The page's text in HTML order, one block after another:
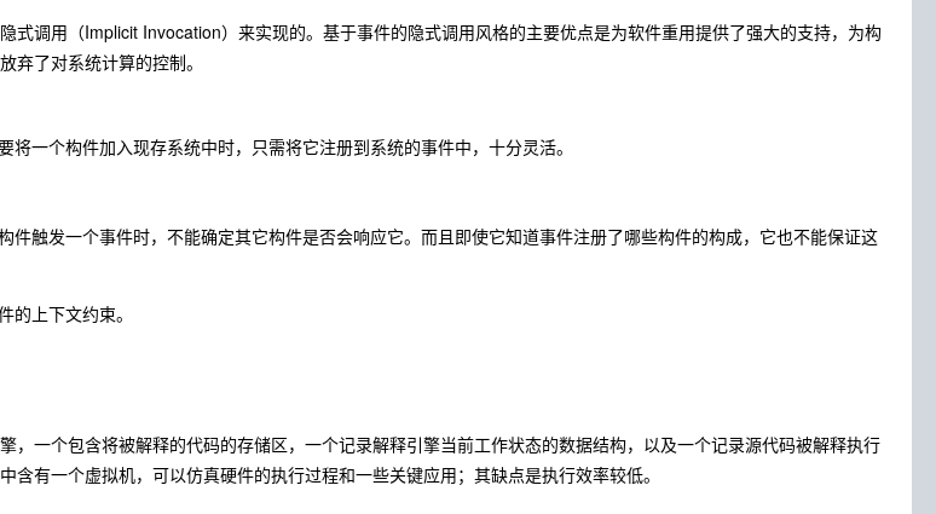
式调用（Implicit Invocation）来实现的。基于事件的隐式调用风格的主要优点是为软件重用提供了强大的支持，为构
弃了对系统计算的控制。
将一个构件加入现存系统中时，只需将它注册到系统的事件中，十分灵活。
件触发一个事件时，不能确定其它构件是否会响应它。而且即使它知道事件注册了哪些构件的构成，它也不能保证这
的上下文约束。
，一个包含将被解释的代码的存储区，一个记录解释引擎当前工作状态的数据结构，以及一个记录源代码被解释执行
含有一个虚拟机，可以仿真硬件的执行过程和一些关键应用；其缺点是执行效率较低。